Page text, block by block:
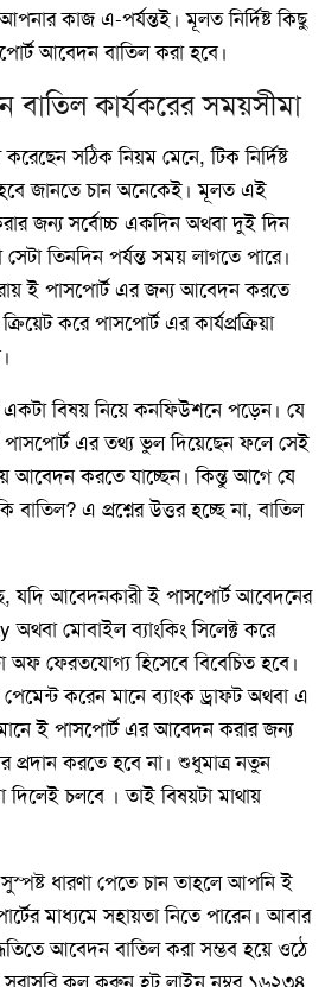
আপনার কাজ এ-পর্যন্তই। মূলত নির্দিষ্ট কিছু
আবেদন বাতিল করা হবে।
কার্যকরের সময়সীমা
সঠিক নিয়ম মেনে, টিক নির্দিষ্ট
জানতে চান অনেকেই। মূলত এই
জন্য সর্বোচ্চ একদিন অথবা দুই দিন
তিনদিন পর্যন্ত সময় লাগতে পারে।
ই পাসপোর্ট এর জন্য আবেদন করতে
করে পাসপোর্ট এর কার্যপ্রক্রিয়া
বিষয় নিয়ে কনফিউশনে পড়েন। যে
এর তথ্য ভুল দিয়েছেন ফলে সেই
আবেদন করতে যাচ্ছেন। কিন্তু আগে যে
বাতিল? এ প্রশ্নের উত্তর হচ্ছে না, বাতিল
যদি আবেদনকারী ই পাসপোর্ট আবেদনের
মোবাইল ব্যাংকিং সিলেক্ট করে
অফ ফেরতযোগ্য হিসেবে বিবেচিত হবে।
করেন মানে ব্যাংক ড্রাফট অথবা এ
মানে ই পাসপোর্ট এর আবেদন করার জন্য
প্রদান করতে হবে না। শুধুমাত্র নতুন
চলবে । তাই বিষয়টা মাথায়
ধারণা পেতে চান তাহলে আপনি ই
মাধ্যমে সহায়তা নিতে পারেন। আবার
আবেদন বাতিল করা সম্ভব হয়ে ওঠে
সরাসরি কল করুন হট লাইন নম্বর ১৬২৩৪